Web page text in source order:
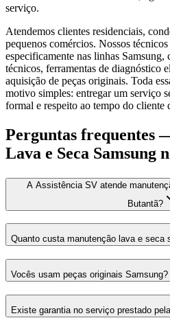
serviço.
Atendemos clientes residenciais,
pequenos comércios. Nossos
especificamente nas linhas Samsung,
técnicos, ferramentas de diagnóstico
aquisição de peças originais. Toda
motivo simples: entregar um serviço
formal e respeito ao tempo do cliente
Perguntas frequentes
Lava e Seca Samsung
A Assistência SV atende
Butantã?
Quanto custa manutenção lava e seca
Vocês usam peças originais Samsung?
Existe garantia no serviço prestado